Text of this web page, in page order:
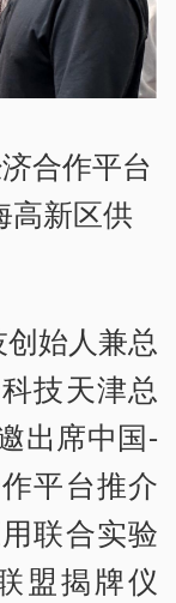
合作平台
高新区供
始人兼总
技天津总
出席中国-
平台推介
联合实验
盟揭牌仪